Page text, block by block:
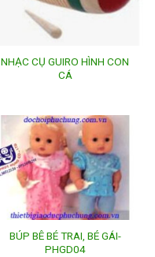
NHẠC CỤ GUIRO HÌNH CON
CÁ
BÚP BÊ BÉ TRAI, BÉ GÁI-
PHGD04